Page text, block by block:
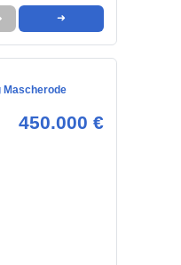
➜
Mascherode
450.000 €